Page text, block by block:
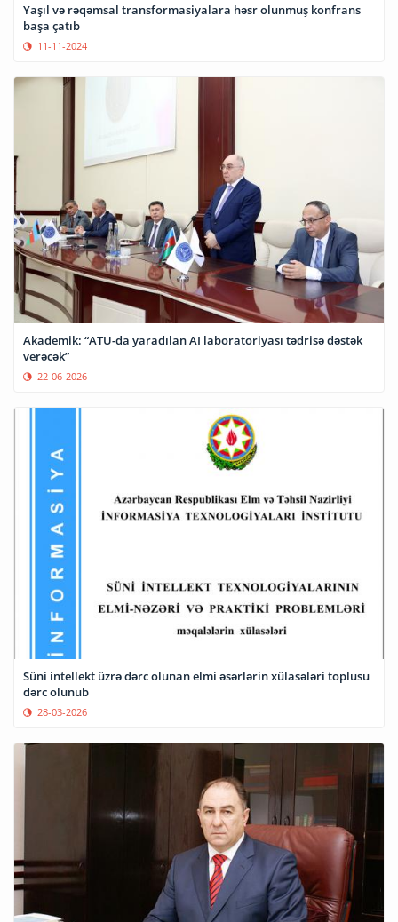
Yaşıl və rəqəmsal transformasiyalara həsr olunmuş konfrans
başa çatıb
11-11-2024
Akademik: “ATU-da yaradılan AI laboratoriyası tədrisə dəstək
verəcək”
22-06-2026
Süni intellekt üzrə dərc olunan elmi əsərlərin xülasələri toplusu
dərc olunub
28-03-2026